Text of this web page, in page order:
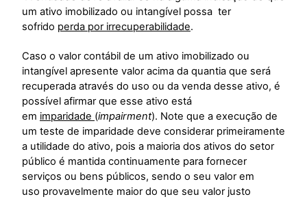
um ativo imobilizado ou intangível possa ter
sofrido perda por irrecuperabilidade.
Caso o valor contábil de um ativo imobilizado ou
intangível apresente valor acima da quantia que será
recuperada através do uso ou da venda desse ativo, é
possível afirmar que esse ativo está
em imparidade (impairment). Note que a execução de
um teste de imparidade deve considerar primeiramente
a utilidade do ativo, pois a maioria dos ativos do setor
público é mantida continuamente para fornecer
serviços ou bens públicos, sendo o seu valor em
uso provavelmente maior do que seu valor justo